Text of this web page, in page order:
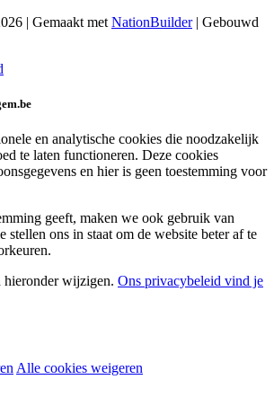
| Gemaakt met NationBuilder| Gebouwd
en analytische cookies die noodzakelijk
te laten functioneren. Deze cookies
en hier is geen toestemming voor
geeft, maken we ook gebruik van
stellen ons in staat om de website beter af te
hieronder wijzigen. Ons privacybeleid vind je
Alle cookies weigeren